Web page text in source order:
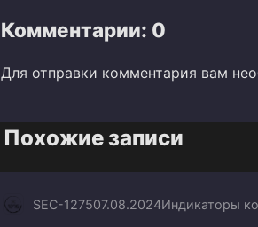
Комментарии: 0
Для отправки комментария вам
Похожие записи
SEC-127507.08.2024Индикаторы